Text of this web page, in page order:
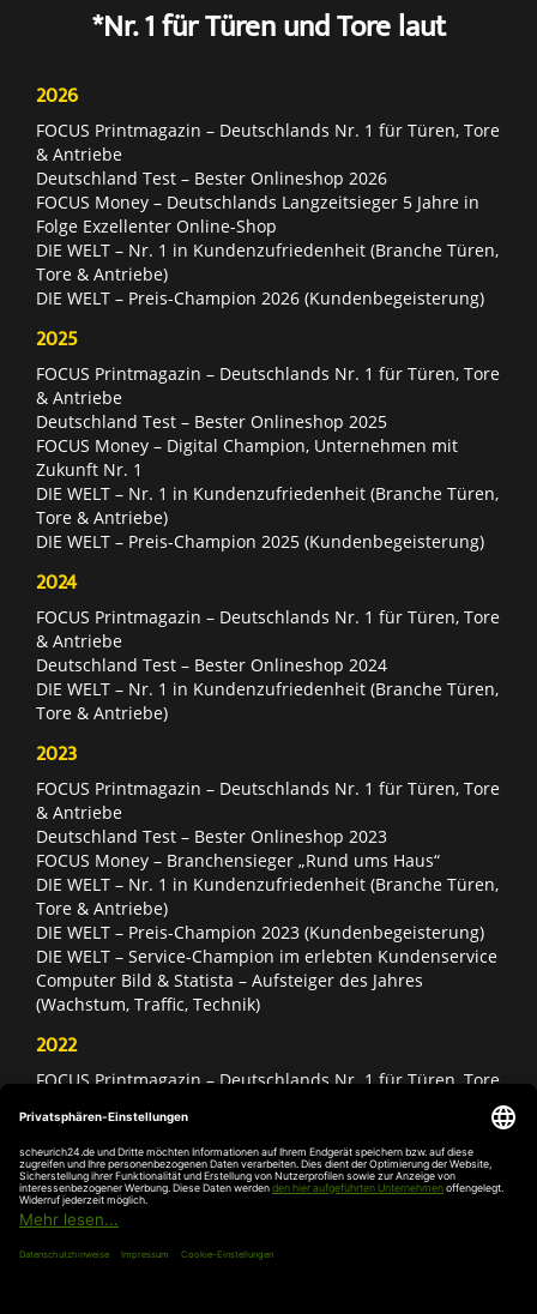
*Nr. 1 für Türen und Tore laut
2026
FOCUS Printmagazin – Deutschlands Nr. 1 für Türen, Tore
& Antriebe
Deutschland Test – Bester Onlineshop 2026
FOCUS Money – Deutschlands Langzeitsieger 5 Jahre in
Folge Exzellenter Online-Shop
DIE WELT – Nr. 1 in Kundenzufriedenheit (Branche Türen,
Tore & Antriebe)
DIE WELT – Preis-Champion 2026 (Kundenbegeisterung)
2025
FOCUS Printmagazin – Deutschlands Nr. 1 für Türen, Tore
& Antriebe
Deutschland Test – Bester Onlineshop 2025
FOCUS Money – Digital Champion, Unternehmen mit
Zukunft Nr. 1
DIE WELT – Nr. 1 in Kundenzufriedenheit (Branche Türen,
Tore & Antriebe)
DIE WELT – Preis-Champion 2025 (Kundenbegeisterung)
2024
FOCUS Printmagazin – Deutschlands Nr. 1 für Türen, Tore
& Antriebe
Deutschland Test – Bester Onlineshop 2024
DIE WELT – Nr. 1 in Kundenzufriedenheit (Branche Türen,
Tore & Antriebe)
2023
FOCUS Printmagazin – Deutschlands Nr. 1 für Türen, Tore
& Antriebe
Deutschland Test – Bester Onlineshop 2023
FOCUS Money – Branchensieger „Rund ums Haus“
DIE WELT – Nr. 1 in Kundenzufriedenheit (Branche Türen,
Tore & Antriebe)
DIE WELT – Preis-Champion 2023 (Kundenbegeisterung)
DIE WELT – Service-Champion im erlebten Kundenservice
Computer Bild & Statista – Aufsteiger des Jahres
(Wachstum, Traffic, Technik)
2022
FOCUS Printmagazin – Deutschlands Nr. 1 für Türen, Tore
Deutschland Test – Bester Onlineshop 2022
FOCUS Money – Branchensieger „Rund ums Haus“
DIE WELT – Service-Champion im erlebten Kundenservice
DIE WELT – Branchengewinner Gold-Rang (Türen, Tore &
Antriebe)